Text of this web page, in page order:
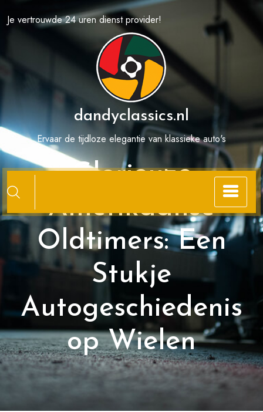
naar
inhoud
Je vertrouwde 24 uren dienst provider!
dandyclassics.nl
Ervaar de tijdloze elegantie van klassieke auto's
Glorieuze
Amerikaanse
Oldtimers: Een
Stukje
Autogeschiedenis
op Wielen